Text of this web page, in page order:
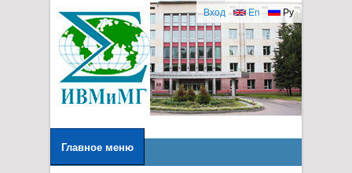
Ру
En
Вход
Главное меню